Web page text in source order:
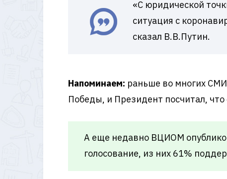
«С юридической
ситуация с
сказал В.В.Путин.
Напоминаем: раньше во многих
Победы, и Президент посчитал,
А еще недавно ВЦИОМ
голосование, из них 61%